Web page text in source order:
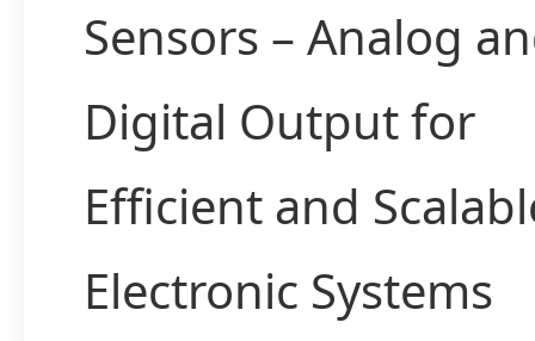
Sensors – Analog
Digital Output for
Efficient and
Electronic Systems